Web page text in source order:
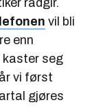
rådgir.
vil bli
enn
kaster seg
vi først
gjøres